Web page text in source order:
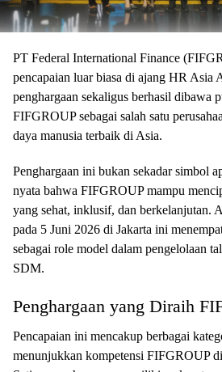
PT Federal International Finance
pencapaian luar biasa di ajang HR Asia
penghargaan sekaligus berhasil dibawa
FIFGROUP sebagai salah satu
daya manusia terbaik di Asia.
Penghargaan ini bukan sekadar simbol
nyata bahwa FIFGROUP mampu
yang sehat, inklusif, dan berkelanjutan.
pada 5 Juni 2026 di Jakarta ini
sebagai role model dalam pengelolaan
SDM.
Penghargaan yang Diraih
Pencapaian ini mencakup berbagai
menunjukkan kompetensi FIFGROUP